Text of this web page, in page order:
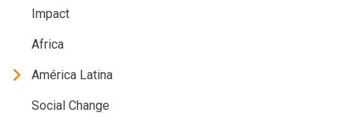
Impact
Africa
América Latina
Social Change